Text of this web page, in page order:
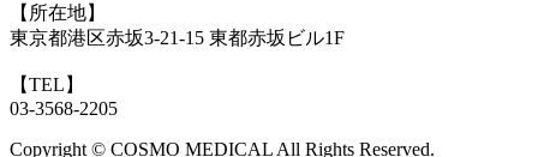
【所在地】
東京都港区赤坂3-21-15 東都赤坂ビル1F
【TEL】
03-3568-2205
Copyright © COSMO MEDICAL All Rights Reserved.